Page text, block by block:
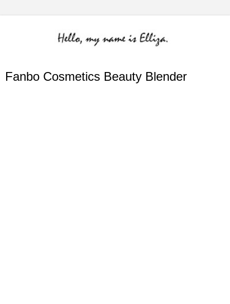
Fanbo Cosmetics Beauty Blender